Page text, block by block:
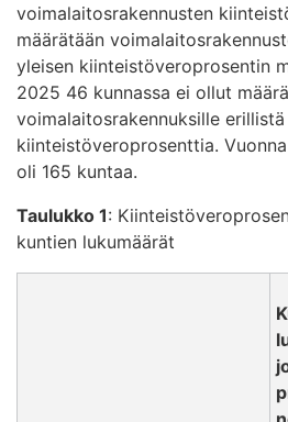
voimalaitosrakennusten
määrätään
yleisen kiinteistöveroprosentin
2025 46 kunnassa ei ollut
voimalaitosrakennuksille erillistä
kiinteistöveroprosenttia.
oli 165 kuntaa.
Taulukko 1:
kuntien lukumäärät